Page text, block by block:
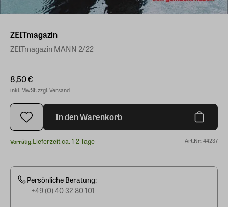
ZEITmagazin
ZEITmagazin MANN 2/22
8,50 €
inkl. MwSt. zzgl. Versand
In den Warenkorb
Vorrätig.Lieferzeit ca. 1-2 Tage Art.Nr.: 44237
Persönliche Beratung:
+49 (0) 40 32 80 101